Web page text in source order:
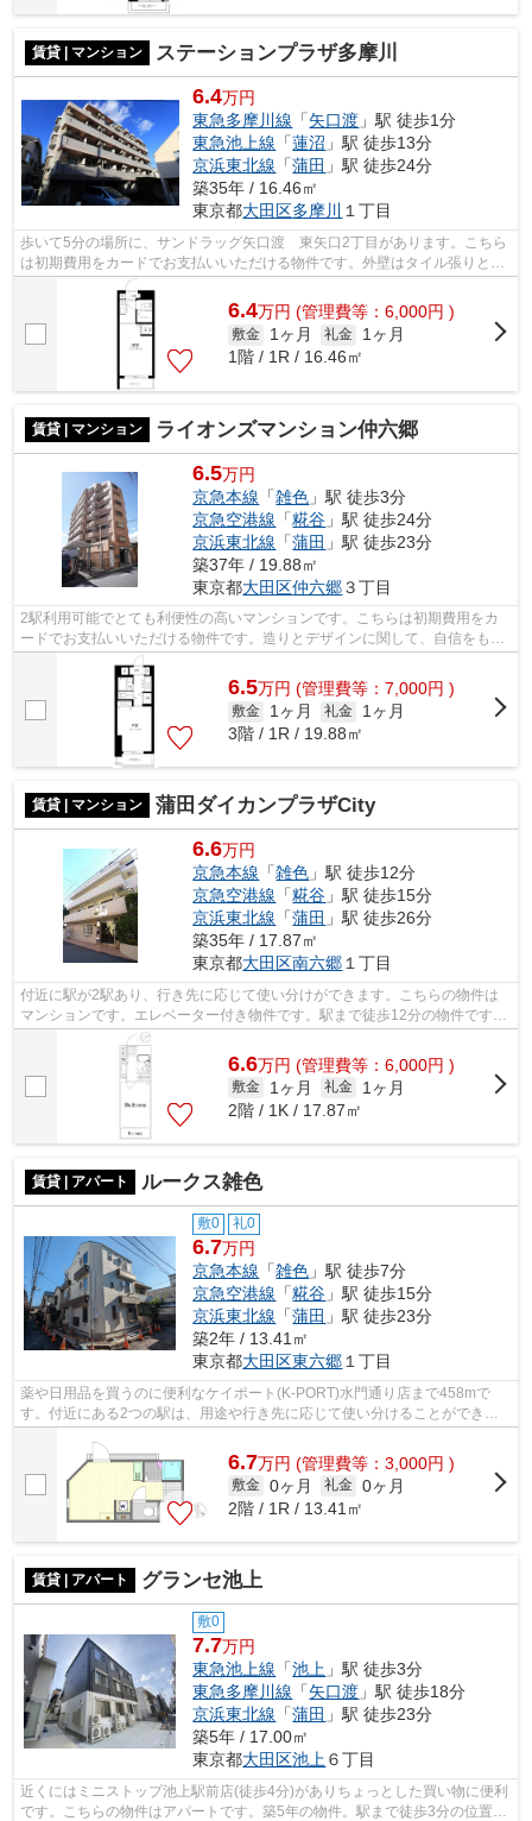
賃貸 | マンション ステーションプラザ多摩川
6.4万円
東急多摩川線 「矢口渡 」駅 徒歩1分
東急池上線 「蓮沼 」駅 徒歩13分
京浜東北線 「蒲田 」駅 徒歩24分
築35年 / 16.46㎡
東京都大田区多摩川 １丁目
歩いて5分の場所に、サンドラッグ矢口渡 東矢口2丁目があります。こちら
は初期費用をカードでお支払いいただける物件です。外壁はタイル張りとな
っていて、外観が素敵です。駅まで徒...
6.4万円 (管理費等：6,000円 )
敷金 1ヶ月 礼金
1ヶ月
1階 / 1R / 16.46㎡
賃貸 | マンション ライオンズマンション仲六郷
6.5万円
京急本線 「雑色 」駅 徒歩3分
京急空港線 「糀谷 」駅 徒歩24分
京浜東北線 「蒲田 」駅 徒歩23分
築37年 / 19.88㎡
東京都大田区仲六郷３丁目
2駅利用可能でとても利便性の高いマンションです。こちらは初期費用をカ
ードでお支払いいただける物件です。造りとデザインに関して、自信をもっ
て情報を提供できるマンションです。周...
6.5万円 (管理費等：7,000円 )
敷金 1ヶ月 礼金
1ヶ月
3階 / 1R / 19.88㎡
賃貸 | マンション 蒲田ダイカンプラザCity
6.6万円
京急本線 「雑色 」駅 徒歩12分
京急空港線 「糀谷 」駅 徒歩15分
京浜東北線 「蒲田 」駅 徒歩26分
築35年 / 17.87㎡
東京都大田区南六郷１丁目
付近に駅が2駅あり、行き先に応じて使い分けができます。こちらの物件は
マンションです。エレベーター付き物件です。駅まで徒歩12分の物件です。
大田区地域での不動産のことなら、当社...
6.6万円 (管理費等：6,000円 )
敷金 1ヶ月 礼金
1ヶ月
2階 / 1K / 17.87㎡
賃貸 | アパート ルークス雑色
敷0 礼0
6.7万円
京急本線 「雑色 」駅 徒歩7分
京急空港線 「糀谷 」駅 徒歩15分
京浜東北線 「蒲田 」駅 徒歩23分
築2年 / 13.41㎡
東京都大田区東六郷 １丁目
薬や日用品を買うのに便利なケイポート(K-PORT)水門通り店まで458mで
す。付近にある2つの駅は、用途や行き先に応じて使い分けることができま
6.7万円 (管理費等：3,000円 )
敷金 0ヶ月 礼金 0ヶ月
2階 / 1R / 13.41㎡
賃貸 | アパート グランセ池上
敷0
7.7万円
東急池上線 「池上 」駅 徒歩3分
東急多摩川線 「矢口渡 」駅 徒歩18分
京浜東北線 「蒲田 」駅 徒歩23分
築5年 / 17.00㎡
東京都大田区池上 ６丁目
近くにはミニストップ池上駅前店(徒歩4分)がありちょっとした買い物に便利
です。こちらの物件はアパートです。築5年の物件。駅まで徒歩3分の位置に